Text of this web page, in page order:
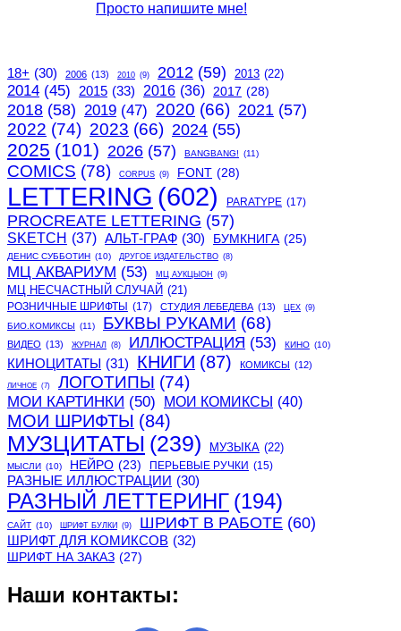
Просто напишите мне!
18+ (30) 2006 (13) 2010 (9) 2012 (59) 2013 (22)
2014 (45) 2015 (33) 2016 (36) 2017 (28)
2018 (58) 2019 (47) 2020 (66) 2021 (57)
2022 (74) 2023 (66) 2024 (55)
2025 (101) 2026 (57) BANGBANG! (11)
COMICS (78) CORPUS (9) FONT (28)
LETTERING (602) PARATYPE (17)
PROCREATE LETTERING (57)
SKETCH (37) АЛЬТ-ГРАФ (30) БУМКНИГА (25)
ДЕНИС СУББОТИН (10) ДРУГОЕ ИЗДАТЕЛЬСТВО (8)
МЦ АКВАРИУМ (53) МЦ АУКЦЫОН (9)
МЦ НЕСЧАСТНЫЙ СЛУЧАЙ (21)
РОЗНИЧНЫЕ ШРИФТЫ (17) СТУДИЯ ЛЕБЕДЕВА (13) ЦЕХ (9)
БИО.КОМИКСЫ (11) БУКВЫ РУКАМИ (68)
ВИДЕО (13) ЖУРНАЛ (8) ИЛЛЮСТРАЦИЯ (53) КИНО (10)
КИНОЦИТАТЫ (31) КНИГИ (87) КОМИКСЫ (12)
ЛИЧНОЕ (7) ЛОГОТИПЫ (74)
МОИ КАРТИНКИ (50) МОИ КОМИКСЫ (40)
МОИ ШРИФТЫ (84)
МУЗЦИТАТЫ (239) МУЗЫКА (22)
МЫСЛИ (10) НЕЙРО (23) ПЕРЬЕВЫЕ РУЧКИ (15)
РАЗНЫЕ ИЛЛЮСТРАЦИИ (30)
РАЗНЫЙ ЛЕТТЕРИНГ (194)
САЙТ (10) ШРИФТ БУЛКИ (9) ШРИФТ В РАБОТЕ (60)
ШРИФТ ДЛЯ КОМИКСОВ (32)
ШРИФТ НА ЗАКАЗ (27)
Наши контакты: